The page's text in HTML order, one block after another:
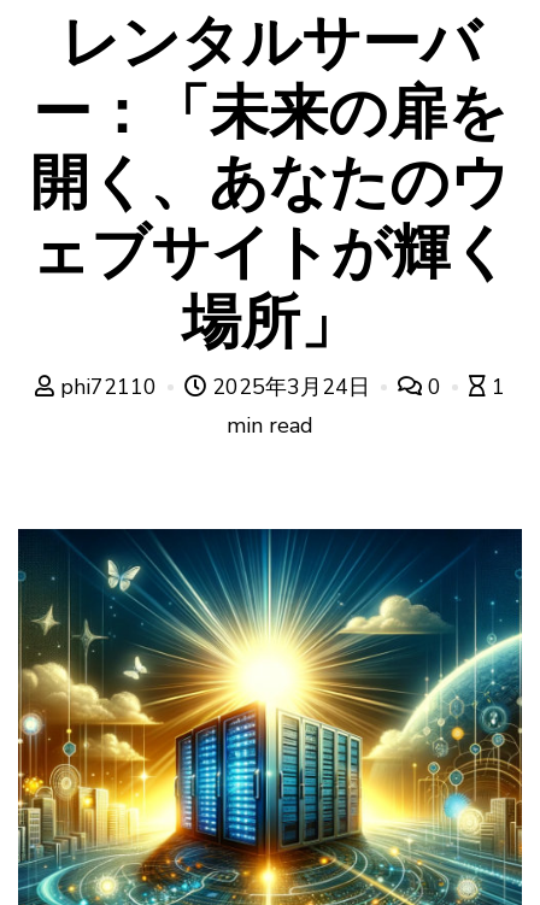
レンタルサーバ
ー：「未来の扉を
開く、あなたのウ
ェブサイトが輝く
場所」
phi72110 2025年3月24日 0
1
min read